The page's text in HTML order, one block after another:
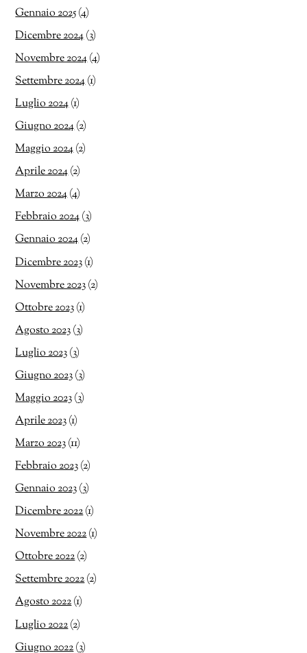
Gennaio 2025(4)
Dicembre 2024(3)
Novembre 2024(4)
Settembre 2024(1)
Luglio 2024(1)
Giugno 2024(2)
Maggio 2024(2)
Aprile 2024(2)
Marzo 2024(4)
Febbraio 2024(3)
Gennaio 2024(2)
Dicembre 2023(1)
Novembre 2023(2)
Ottobre 2023(1)
Agosto 2023(3)
Luglio 2023(3)
Giugno 2023(3)
Maggio 2023(3)
Aprile 2023(1)
Marzo 2023(11)
Febbraio 2023(2)
Gennaio 2023(3)
Dicembre 2022(1)
Novembre 2022(1)
Ottobre 2022(2)
Settembre 2022(2)
Agosto 2022(1)
Luglio 2022(2)
Giugno 2022(3)